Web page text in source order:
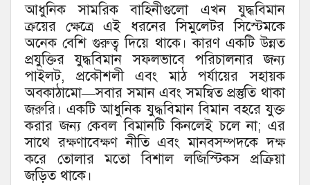
আধুনিক সামরিক বাহিনীগুলো এখন যুদ্ধবিমান
ক্রয়ের ক্ষেত্রে এই ধরনের সিমুলেটর সিস্টেমকে
অনেক বেশি গুরুত্ব দিয়ে থাকে। কারণ একটি উন্নত
প্রযুক্তির যুদ্ধবিমান সফলভাবে পরিচালনার জন্য
পাইলট, প্রকৌশলী এবং মাঠ পর্যায়ের সহায়ক
অবকাঠামো—সবার সমান এবং সমন্বিত প্রস্তুতি থাকা
জরুরি। একটি আধুনিক যুদ্ধবিমান বিমান বহরে যুক্ত
করার জন্য কেবল বিমানটি কিনলেই চলে না; এর
সাথে রক্ষণাবেক্ষণ নীতি এবং মানবসম্পদকে দক্ষ
করে তোলার মতো বিশাল লজিস্টিকস প্রক্রিয়া
জড়িত থাকে।